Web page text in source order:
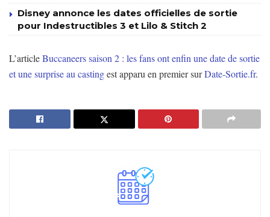
Disney annonce les dates officielles de sortie
pour Indestructibles 3 et Lilo & Stitch 2
L’articleBuccaneers saison 2 : les fans ont enfin une date de sortie
et une surprise au castingest apparu en premier surDate-Sortie.fr.